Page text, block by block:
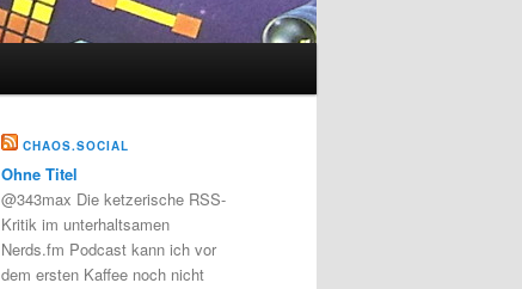
CHAOS.SOCIAL
Ohne Titel
@343max Die ketzerische RSS-
Kritik im unterhaltsamen
Nerds.fm Podcast kann ich vor
dem ersten Kaffee noch nicht